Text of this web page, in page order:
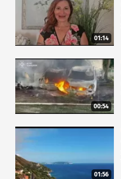
01:14
00:54
01:56